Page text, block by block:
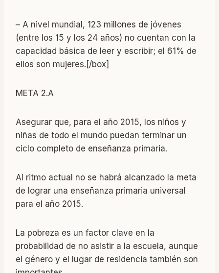
– A nivel mundial, 123 millones de jóvenes
(entre los 15 y los 24 años) no cuentan con la
capacidad básica de leer y escribir; el 61% de
ellos son mujeres.[/box]
META 2.A
Asegurar que, para el año 2015, los niños y
niñas de todo el mundo puedan terminar un
ciclo completo de enseñanza primaria.
Al ritmo actual no se habrá alcanzado la meta
de lograr una enseñanza primaria universal
para el año 2015.
La pobreza es un factor clave en la
probabilidad de no asistir a la escuela, aunque
el género y el lugar de residencia también son